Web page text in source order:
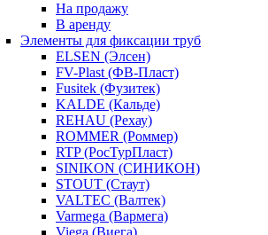
На продажу
В аренду
Элементы для фиксации труб
ELSEN (Элсен)
FV-Plast (ФВ-Пласт)
Fusitek (Фузитек)
KALDE (Кальде)
REHAU (Рехау)
ROMMER (Роммер)
RTP (РосТурПласт)
SINIKON (СИНИКОН)
STOUT (Стаут)
VALTEC (Валтек)
Varmega (Вармега)
Viega (Виега)